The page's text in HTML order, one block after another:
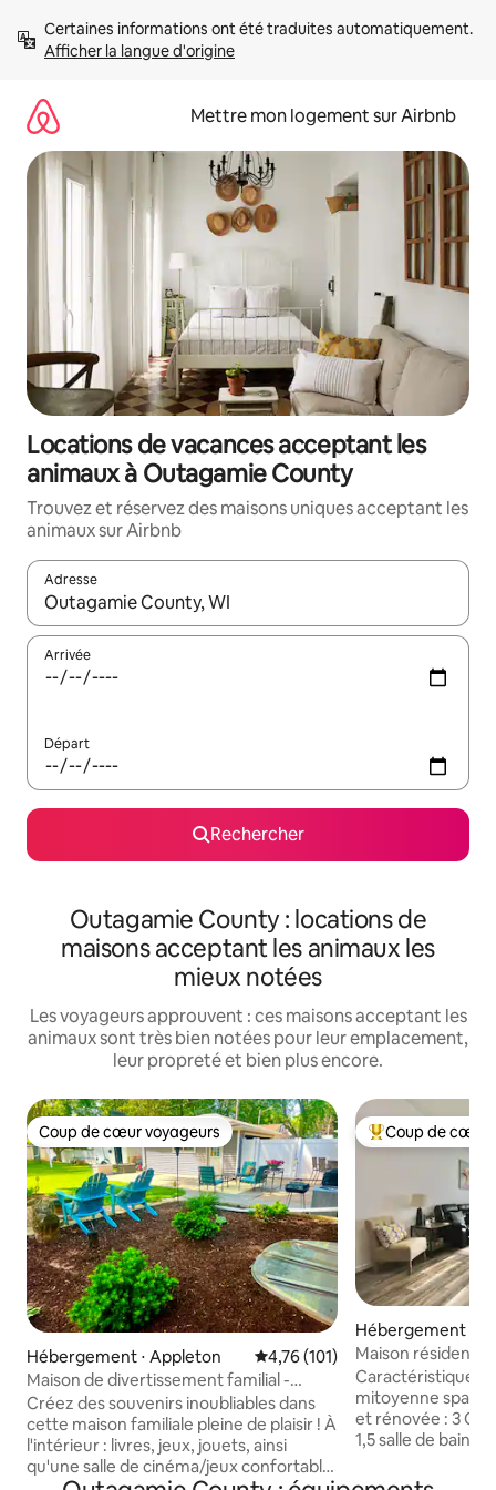
directement
Afficher la langue d'origine
Mettre mon logement sur Airbnb
Locations de vacances acceptant les
animaux à Outagamie County
Trouvez et réservez des maisons uniques acceptant les
animaux sur Airbnb
Adresse
Lorsque les résultats s'affichent, utilisez les flèches vers le
Arrivée
Départ
Rechercher
Outagamie County : locations de
maisons acceptant les animaux les
mieux notées
Les voyageurs approuvent : ces maisons acceptant les
animaux sont très bien notées pour leur emplacement,
leur propreté et bien plus encore.
Coup de cœur voyageurs
Coup de cœur voyageurs
Hébergement ⋅ Appleton Évaluation moyenne sur la
4,76 (101)
Maison de divertissement familial -
théâtre - grande cour arrière clôturée
Créez des souvenirs inoubliables dans
cette maison familiale pleine de plaisir ! À
l'intérieur : livres, jeux, jouets, ainsi
qu'une salle de cinéma/jeux confortable
Coups de cœur
Coup de cœur
Hébergement ⋅
Maison
joyeusement
Caractéristiques
mitoyenne
et rénovée : 3
1,5 salle de bain
est loin de : Centre-ville d'Appleton et